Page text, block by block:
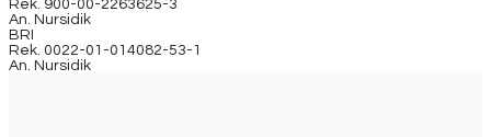
Rek. 900-00-2263625-3
An. Nursidik
BRI
Rek. 0022-01-014082-53-1
An. Nursidik